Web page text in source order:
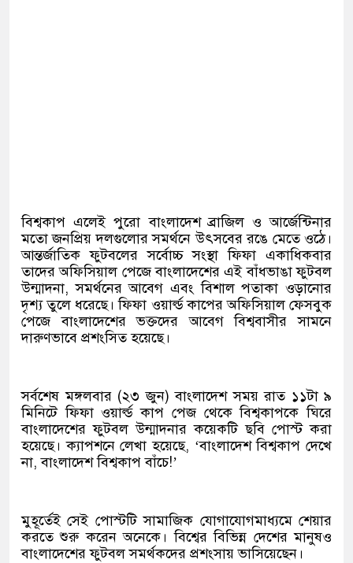
বিশ্বকাপ এলেই পুরো বাংলাদেশ ব্রাজিল ও আর্জেন্টিনার
মতো জনপ্রিয় দলগুলোর সমর্থনে উৎসবের রঙে মেতে ওঠে।
আন্তর্জাতিক ফুটবলের সর্বোচ্চ সংস্থা ফিফা একাধিকবার
তাদের অফিসিয়াল পেজে বাংলাদেশের এই বাঁধভাঙা ফুটবল
উন্মাদনা, সমর্থনের আবেগ এবং বিশাল পতাকা ওড়ানোর
দৃশ্য তুলে ধরেছে। ফিফা ওয়ার্ল্ড কাপের অফিসিয়াল ফেসবুক
পেজে বাংলাদেশের ভক্তদের আবেগ বিশ্ববাসীর সামনে
দারুণভাবে প্রশংসিত হয়েছে।
সর্বশেষ মঙ্গলবার (২৩ জুন) বাংলাদেশ সময় রাত ১১টা ৯
মিনিটে ফিফা ওয়ার্ল্ড কাপ পেজ থেকে বিশ্বকাপকে ঘিরে
বাংলাদেশের ফুটবল উন্মাদনার কয়েকটি ছবি পোস্ট করা
হয়েছে। ক্যাপশনে লেখা হয়েছে, ‘বাংলাদেশ বিশ্বকাপ দেখে
না, বাংলাদেশ বিশ্বকাপ বাঁচে!’
মুহূর্তেই সেই পোস্টটি সামাজিক যোগাযোগমাধ্যমে শেয়ার
করতে শুরু করেন অনেকে। বিশ্বের বিভিন্ন দেশের মানুষও
বাংলাদেশের ফুটবল সমর্থকদের প্রশংসায় ভাসিয়েছেন।